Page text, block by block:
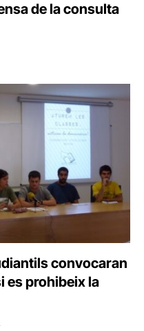
de la consulta
convocaran
es prohibeix la